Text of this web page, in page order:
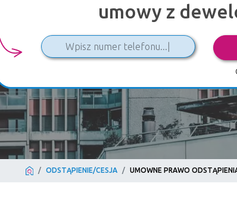
umowy z
ODSTĄPIENIE/CESJA UMOWNE PRAWO